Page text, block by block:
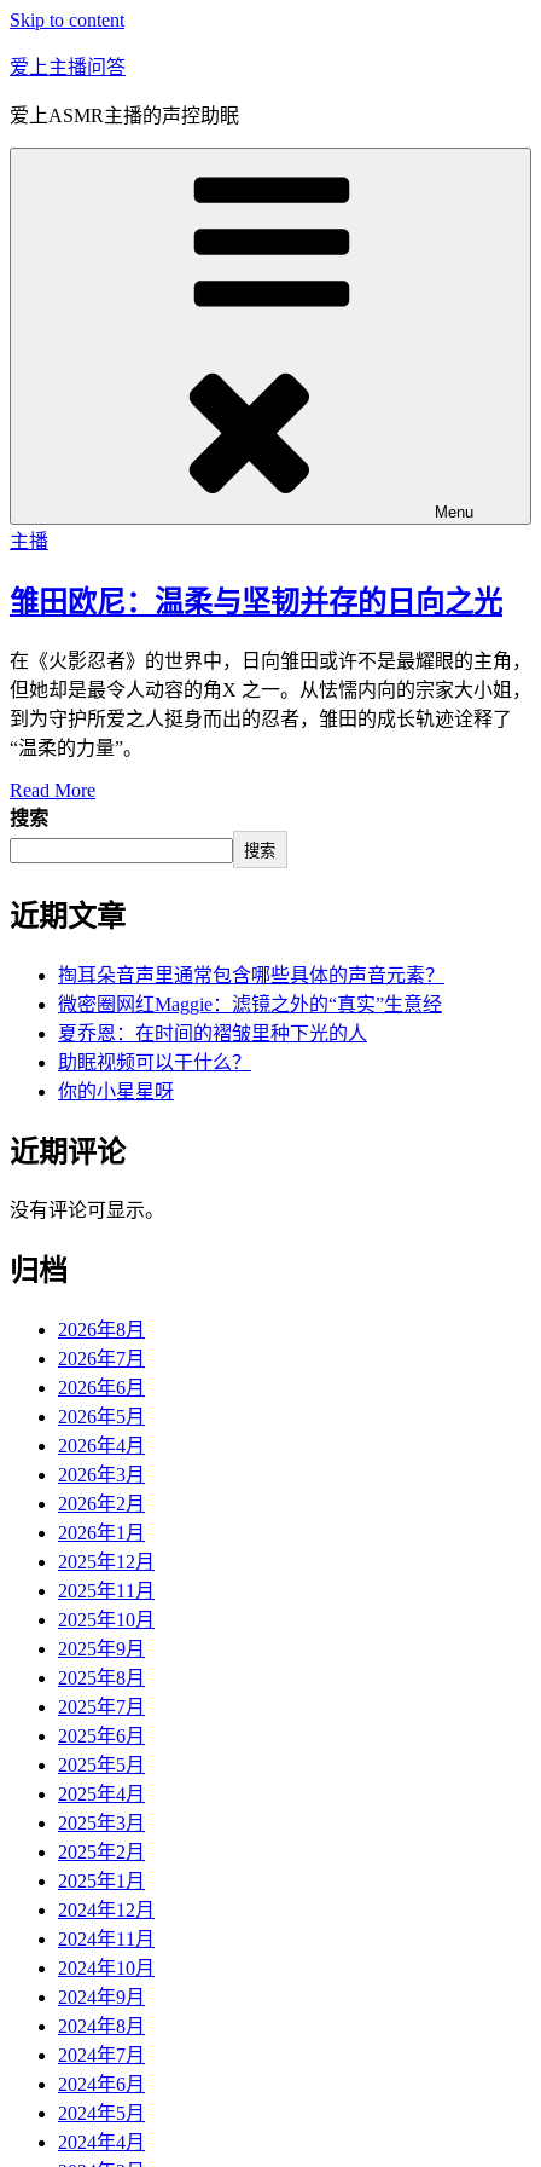
Skip to content
爱上主播问答
爱上ASMR主播的声控助眠
Menu
主播
雏田欧尼：温柔与坚韧并存的日向之光
在《火影忍者》的世界中，日向雏田或许不是最耀眼的主角，
但她却是最令人动容的角X 之一。从怯懦内向的宗家大小姐，
到为守护所爱之人挺身而出的忍者，雏田的成长轨迹诠释了
“温柔的力量”。
Read More
搜索
搜索
近期文章
掏耳朵音声里通常包含哪些具体的声音元素？
微密圈网红Maggie：滤镜之外的“真实”生意经
夏乔恩：在时间的褶皱里种下光的人
助眠视频可以干什么？
你的小星星呀
近期评论
没有评论可显示。
归档
2026年8月
2026年7月
2026年6月
2026年5月
2026年4月
2026年3月
2026年2月
2026年1月
2025年12月
2025年11月
2025年10月
2025年9月
2025年8月
2025年7月
2025年6月
2025年5月
2025年4月
2025年3月
2025年2月
2025年1月
2024年12月
2024年11月
2024年10月
2024年9月
2024年8月
2024年7月
2024年6月
2024年5月
2024年4月